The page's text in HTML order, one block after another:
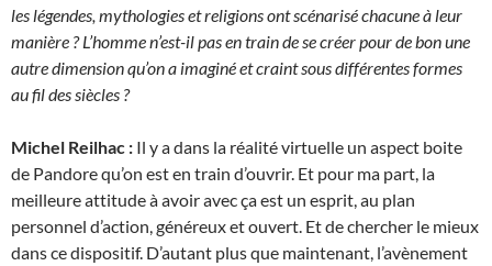
les légendes, mythologies et religions ont scénarisé chacune à leur
manière ? L’homme n’est-il pas en train de se créer pour de bon une
autre dimension qu’on a imaginé et craint sous différentes formes
au fil des siècles ?
Michel Reilhac : Il y a dans la réalité virtuelle un aspect boite
de Pandore qu’on est en train d’ouvrir. Et pour ma part, la
meilleure attitude à avoir avec ça est un esprit, au plan
personnel d’action, généreux et ouvert. Et de chercher le mieux
dans ce dispositif. D’autant plus que maintenant, l’avènement